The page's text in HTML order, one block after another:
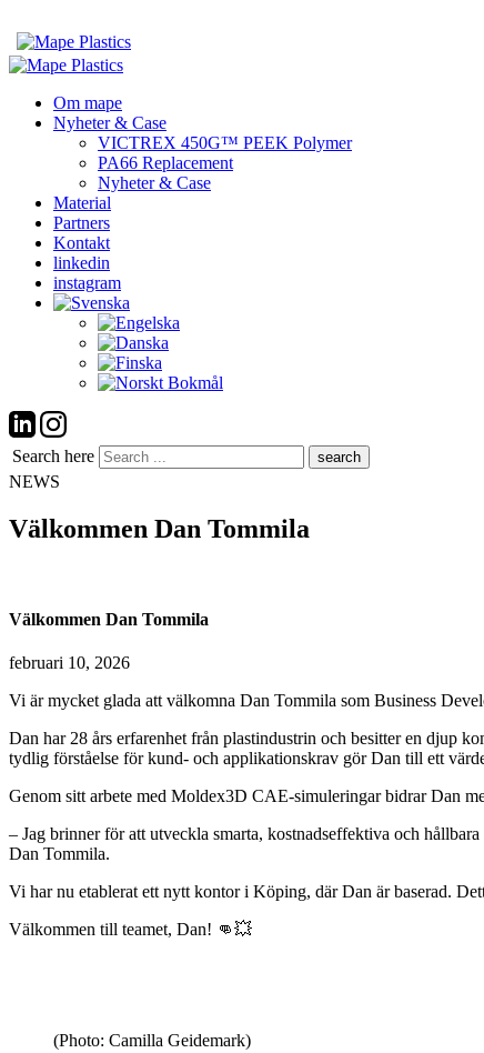
Om mape
Nyheter & Case
VICTREX 450G™ PEEK Polymer
PA66 Replacement
Nyheter & Case
Material
Partners
Kontakt
linkedin
instagram
Search here
NEWS
Välkommen Dan Tommila
Välkommen Dan Tommila
februari 10, 2026
Vi är mycket glada att välkomna Dan Tommila som Business
Dan har 28 års erfarenhet från plastindustrin och besitter en djup
tydlig förståelse för kund- och applikationskrav gör Dan till ett
Genom sitt arbete med Moldex3D CAE-simuleringar bidrar Dan
– Jag brinner för att utveckla smarta, kostnadseffektiva och
Dan Tommila.
Vi har nu etablerat ett nytt kontor i Köping, där Dan är baserad.
Välkommen till teamet, Dan! 👊💥
(Photo: Camilla Geidemark)